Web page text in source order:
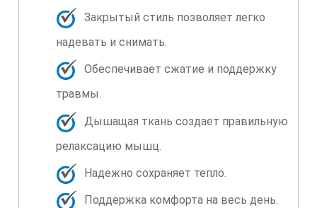
Закрытый стиль позволяет легко
надевать и снимать.
Обеспечивает сжатие и поддержку
травмы.
Дышащая ткань создает правильную
релаксацию мышц.
Надежно сохраняет тепло.
Поддержка комфорта на весь день.